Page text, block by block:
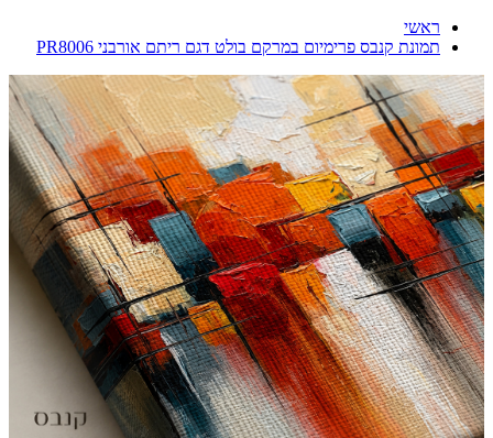
ראשי
תמונת קנבס פרימיום במרקם בולט דגם ריתם אורבני PR8006